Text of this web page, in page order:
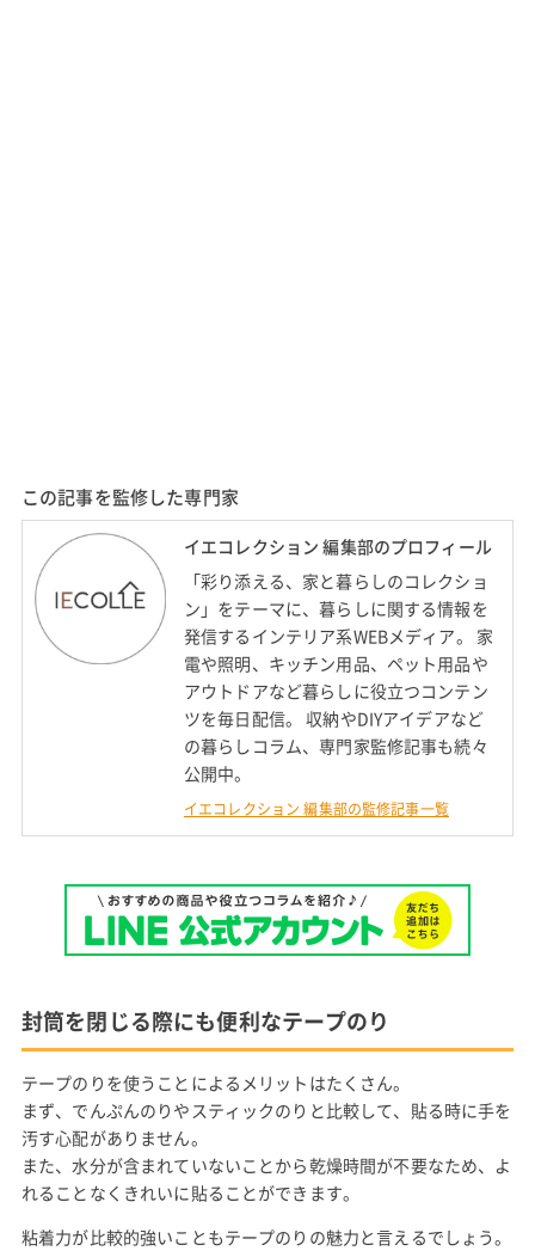
この記事を監修した専門家
イエコレクション 編集部のプロフィール
「彩り添える、家と暮らしのコレクショ
ン」をテーマに、暮らしに関する情報を
発信するインテリア系WEBメディア。 家
電や照明、キッチン用品、ペット用品や
アウトドアなど暮らしに役立つコンテン
ツを毎日配信。 収納やDIYアイデアなど
の暮らしコラム、専門家監修記事も続々
公開中。
イエコレクション 編集部の監修記事一覧
封筒を閉じる際にも便利なテープのり
テープのりを使うことによるメリットはたくさん。
まず、でんぷんのりやスティックのりと比較して、貼る時に手を
汚す心配がありません。
また、水分が含まれていないことから乾燥時間が不要なため、よ
れることなくきれいに貼ることができます。
粘着力が比較的強いこともテープのりの魅力と言えるでしょう。